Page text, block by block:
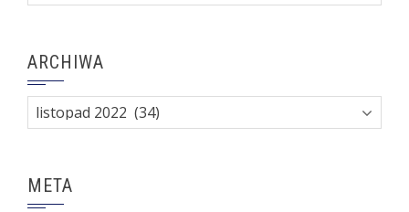
ARCHIWA
Archiwa
META